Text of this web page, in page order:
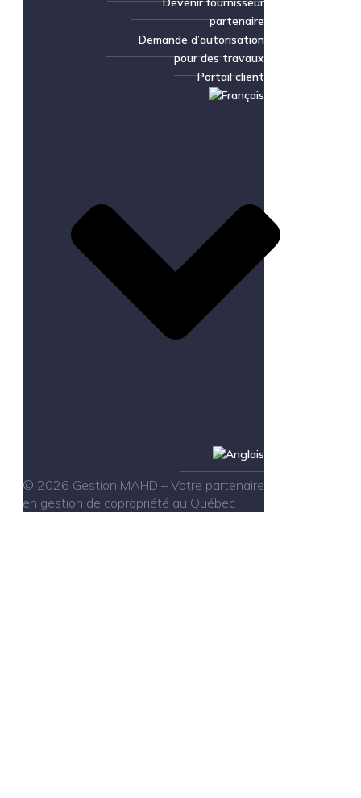
partenaire
Demande d’autorisation
pour des travaux
Portail client
© 2026 Gestion MAHD – Votre partenaire
en gestion de copropriété au Québec